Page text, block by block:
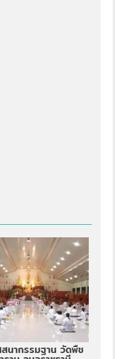
นากรรมฐาน วัดพืช